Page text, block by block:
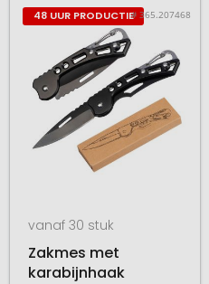
48 UUR PRODUCTIE# 365.207468
vanaf 30 stuk
Zakmes met
karabijnhaak